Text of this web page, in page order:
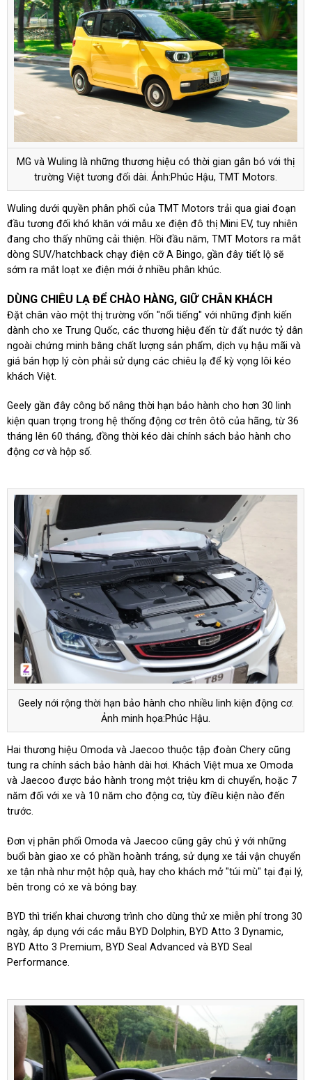
MG và Wuling là những thương hiệu có thời gian gắn bó với thị
trường Việt tương đối dài. Ảnh:Phúc Hậu, TMT Motors.
Wuling dưới quyền phân phối của TMT Motors trải qua giai đoạn
đầu tương đối khó khăn với mẫu xe điện đô thị Mini EV, tuy nhiên
đang cho thấy những cải thiện. Hồi đầu năm, TMT Motors ra mắt
dòng SUV/hatchback chạy điện cỡ A Bingo, gần đây tiết lộ sẽ
sớm ra mắt loạt xe điện mới ở nhiều phân khúc.
DÙNG CHIÊU LẠ ĐỂ CHÀO HÀNG, GIỮ CHÂN KHÁCH
Đặt chân vào một thị trường vốn "nổi tiếng" với những định kiến
dành cho xe Trung Quốc, các thương hiệu đến từ đất nước tỷ dân
ngoài chứng minh bằng chất lượng sản phẩm, dịch vụ hậu mãi và
giá bán hợp lý còn phải sử dụng các chiêu lạ để kỳ vọng lôi kéo
khách Việt.
Geely gần đây công bố nâng thời hạn bảo hành cho hơn 30 linh
kiện quan trọng trong hệ thống động cơ trên ôtô của hãng, từ 36
tháng lên 60 tháng, đồng thời kéo dài chính sách bảo hành cho
động cơ và hộp số.
Geely nới rộng thời hạn bảo hành cho nhiều linh kiện động cơ.
Ảnh minh họa:Phúc Hậu.
Hai thương hiệu Omoda và Jaecoo thuộc tập đoàn Chery cũng
tung ra chính sách bảo hành dài hơi. Khách Việt mua xe Omoda
và Jaecoo được bảo hành trong một triệu km di chuyển, hoặc 7
năm đối với xe và 10 năm cho động cơ, tùy điều kiện nào đến
trước.
Đơn vị phân phối Omoda và Jaecoo cũng gây chú ý với những
buổi bàn giao xe có phần hoành tráng, sử dụng xe tải vận chuyển
xe tận nhà như một hộp quà, hay cho khách mở "túi mù" tại đại lý,
bên trong có xe và bóng bay.
BYD thì triển khai chương trình cho dùng thử xe miễn phí trong 30
ngày, áp dụng với các mẫu BYD Dolphin, BYD Atto 3 Dynamic,
BYD Atto 3 Premium, BYD Seal Advanced và BYD Seal
Performance.